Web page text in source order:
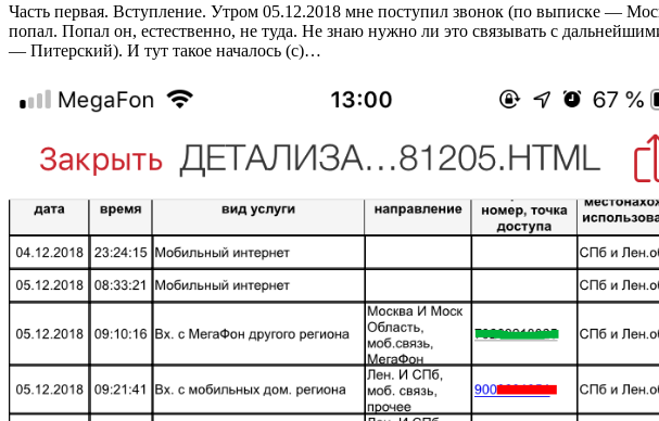
Часть первая. Вступление. Утром 05.12.2018 мне поступил звонок (по выписке —
попал. Попал он, естественно, не туда. Не знаю нужно ли это связывать с
— Питерский). И тут такое началось (с)…